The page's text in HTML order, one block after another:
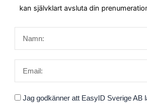
kan självklart avsluta din
Godkännande
Jag godkänner att EasyID Sverige AB